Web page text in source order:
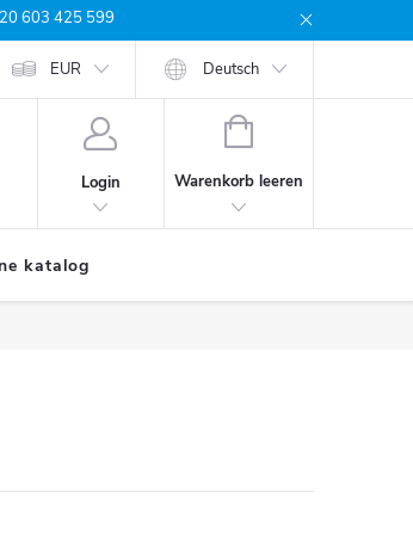
603 425 599
EUR Deutsch
Login
WARENKORB
Warenkorb leeren
katalog